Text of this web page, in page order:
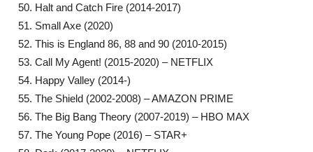
Halt and Catch Fire (2014-2017)
Small Axe (2020)
This is England 86, 88 and 90 (2010-2015)
Call My Agent! (2015-2020) – NETFLIX
Happy Valley (2014-)
The Shield (2002-2008) – AMAZON PRIME
The Big Bang Theory (2007-2019) – HBO MAX
The Young Pope (2016) – STAR+